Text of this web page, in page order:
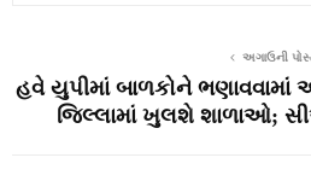
અગાઉની
હવે યુપીમાં બાળકોને ભણાવવામાં
જિલ્લામાં ખુલશે શાળાઓ;